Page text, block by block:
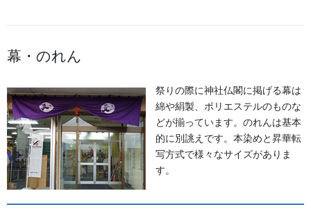
幕・のれん
祭りの際に神社仏閣に掲げる幕は
綿や絹製、ポリエステルのものな
どが揃っています。のれんは基本
的に別誂えです。本染めと昇華転
写方式で様々なサイズがありま
す。